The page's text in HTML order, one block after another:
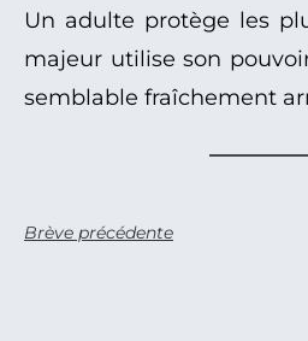
Un adulte protège les
majeur utilise son
semblable fraîchement
Brève précédente